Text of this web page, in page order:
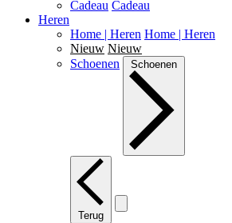
Cadeau Cadeau
Heren
Home | Heren Home | Heren
Nieuw Nieuw
Schoenen
Schoenen
Terug